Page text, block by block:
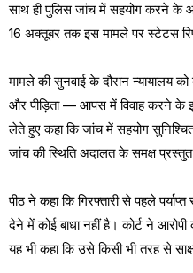
साथ ही पुलिस जांच में सहयोग करने के
16 अक्तूबर तक इस मामले पर स्टेटस
मामले की सुनवाई के दौरान न्यायालय को
और पीड़िता — आपस में विवाह करने के
लेते हुए कहा कि जांच में सहयोग
जांच की स्थिति अदालत के समक्ष
पीठ ने कहा कि गिरफ्तारी से पहले
देने में कोई बाधा नहीं है। कोर्ट ने
यह भी कहा कि उसे किसी भी तरह से